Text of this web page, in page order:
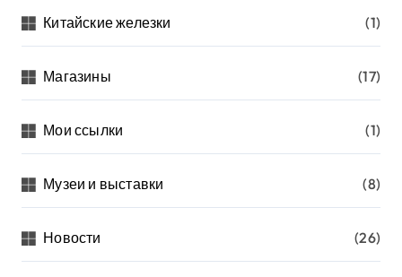
Китайские железки (1)
Магазины (17)
Мои ссылки (1)
Музеи и выставки (8)
Новости (26)